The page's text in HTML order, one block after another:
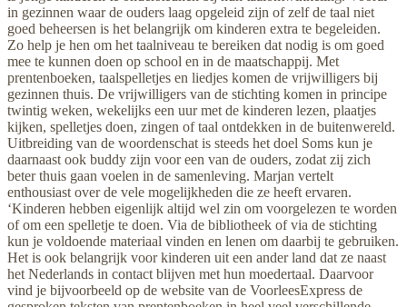
in gezinnen waar de ouders laag opgeleid zijn of zelf de taal niet
goed beheersen is het belangrijk om kinderen extra te begeleiden.
Zo help je hen om het taalniveau te bereiken dat nodig is om goed
mee te kunnen doen op school en in de maatschappij. Met
prentenboeken, taalspelletjes en liedjes komen de vrijwilligers bij
gezinnen thuis. De vrijwilligers van de stichting komen in principe
twintig weken, wekelijks een uur met de kinderen lezen, plaatjes
kijken, spelletjes doen, zingen of taal ontdekken in de buitenwereld.
Uitbreiding van de woordenschat is steeds het doel Soms kun je
daarnaast ook buddy zijn voor een van de ouders, zodat zij zich
beter thuis gaan voelen in de samenleving. Marjan vertelt
enthousiast over de vele mogelijkheden die ze heeft ervaren.
‘Kinderen hebben eigenlijk altijd wel zin om voorgelezen te worden
of om een spelletje te doen. Via de bibliotheek of via de stichting
kun je voldoende materiaal vinden en lenen om daarbij te gebruiken.
Het is ook belangrijk voor kinderen uit een ander land dat ze naast
het Nederlands in contact blijven met hun moedertaal. Daarvoor
vind je bijvoorbeeld op de website van de VoorleesExpress de